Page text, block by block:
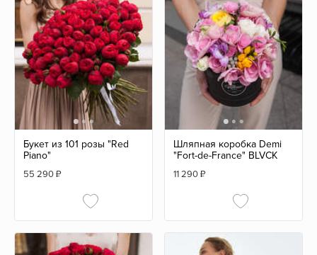
Букет из 101 розы "Red
Piano"
55 290₽
Шляпная коробка Demi
"Fort-de-France" BLVCK
11 290₽